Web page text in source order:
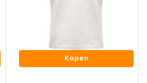
Kopen